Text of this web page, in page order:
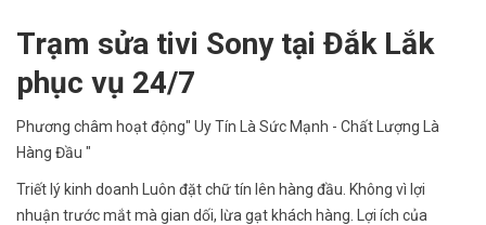
Trạm sửa tivi Sony tại Đắk Lắk
phục vụ 24/7
Phương châm hoạt động" Uy Tín Là Sức Mạnh - Chất Lượng Là
Hàng Đầu "
Triết lý kinh doanh Luôn đặt chữ tín lên hàng đầu. Không vì lợi
nhuận trước mắt mà gian dối, lừa gạt khách hàng. Lợi ích của